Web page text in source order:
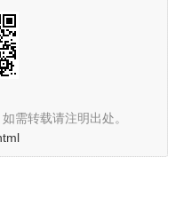
需转载请注明出处。